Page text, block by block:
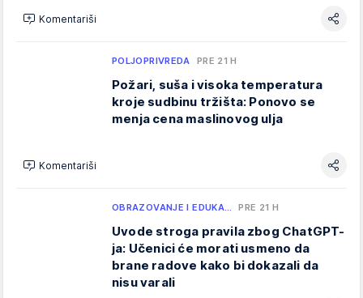
Komentariši
POLJOPRIVREDA PRE 21 H
Požari, suša i visoka temperatura
kroje sudbinu tržišta: Ponovo se
menja cena maslinovog ulja
Komentariši
OBRAZOVANJE I EDUKA… PRE 21 H
Uvode stroga pravila zbog ChatGPT-
ja: Učenici će morati usmeno da
brane radove kako bi dokazali da
nisu varali